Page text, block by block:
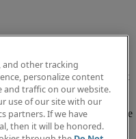
gevestigde, stabiele
toerisme, gelegen aan de
Boekhouder. Je komt terecht
beslissingslijnen, waar
staan.</p><p>
Boekhouder werk je
draag je bij aan de correcte
and other tracking
personalize content
and traffic on our website.
use of our site with our
partners. If we have
then it will be honored.